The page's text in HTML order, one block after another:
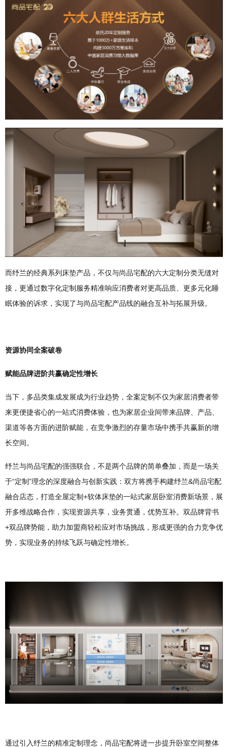
而纾兰的经典系列床垫产品，不仅与尚品宅配的六大定制分类无缝对
接，更通过数字化定制服务精准响应消费者对更高品质、更多元化睡
眠体验的诉求，实现了与尚品宅配产品线的融合互补与拓展升级。
资源协同全案破卷
赋能品牌进阶共赢确定性增长
当下，多品类集成发展成为行业趋势，全案定制不仅为家居消费者带
来更便捷省心的一站式消费体验，也为家居企业间带来品牌、产品、
渠道等各方面的进阶赋能，在竞争激烈的存量市场中携手共赢新的增
长空间。
纾兰与尚品宅配的强强联合，不是两个品牌的简单叠加，而是一场关
于“定制”理念的深度融合与创新实践：双方将携手构建纾兰&尚品宅配
融合店态，打造全屋定制+软体床垫的一站式家居卧室消费新场景，展
开多维战略合作，实现资源共享，业务贯通，优势互补。双品牌背书
+双品牌势能，助力加盟商轻松应对市场挑战，形成更强的合力竞争优
势，实现业务的持续飞跃与确定性增长。
通过引入纾兰的精准定制理念，尚品宅配将进一步提升卧室空间整体